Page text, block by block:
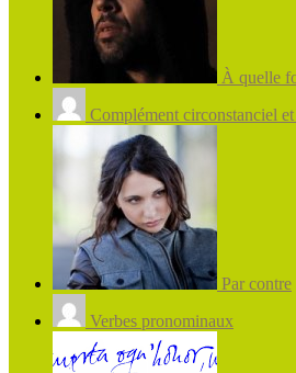
À quelle
Complément circonstanciel
Par contre
Verbes pronominaux